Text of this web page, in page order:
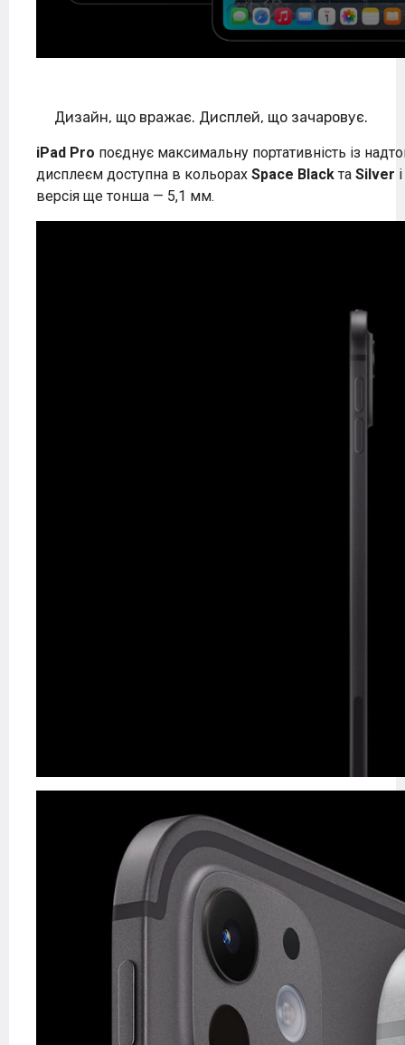
Дизайн, що вражає. Дисплей, що зачаровує.
iPad Pro поєднує максимальну портативність із
дисплеєм доступна в кольорах Space Black та Silver
версія ще тонша — 5,1 мм.